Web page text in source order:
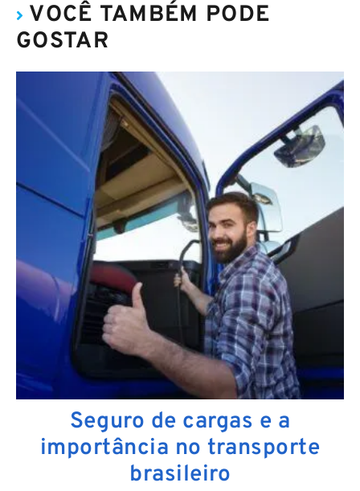
VOCÊ TAMBÉM PODE
GOSTAR
Seguro de cargas e a
importância no transporte
brasileiro